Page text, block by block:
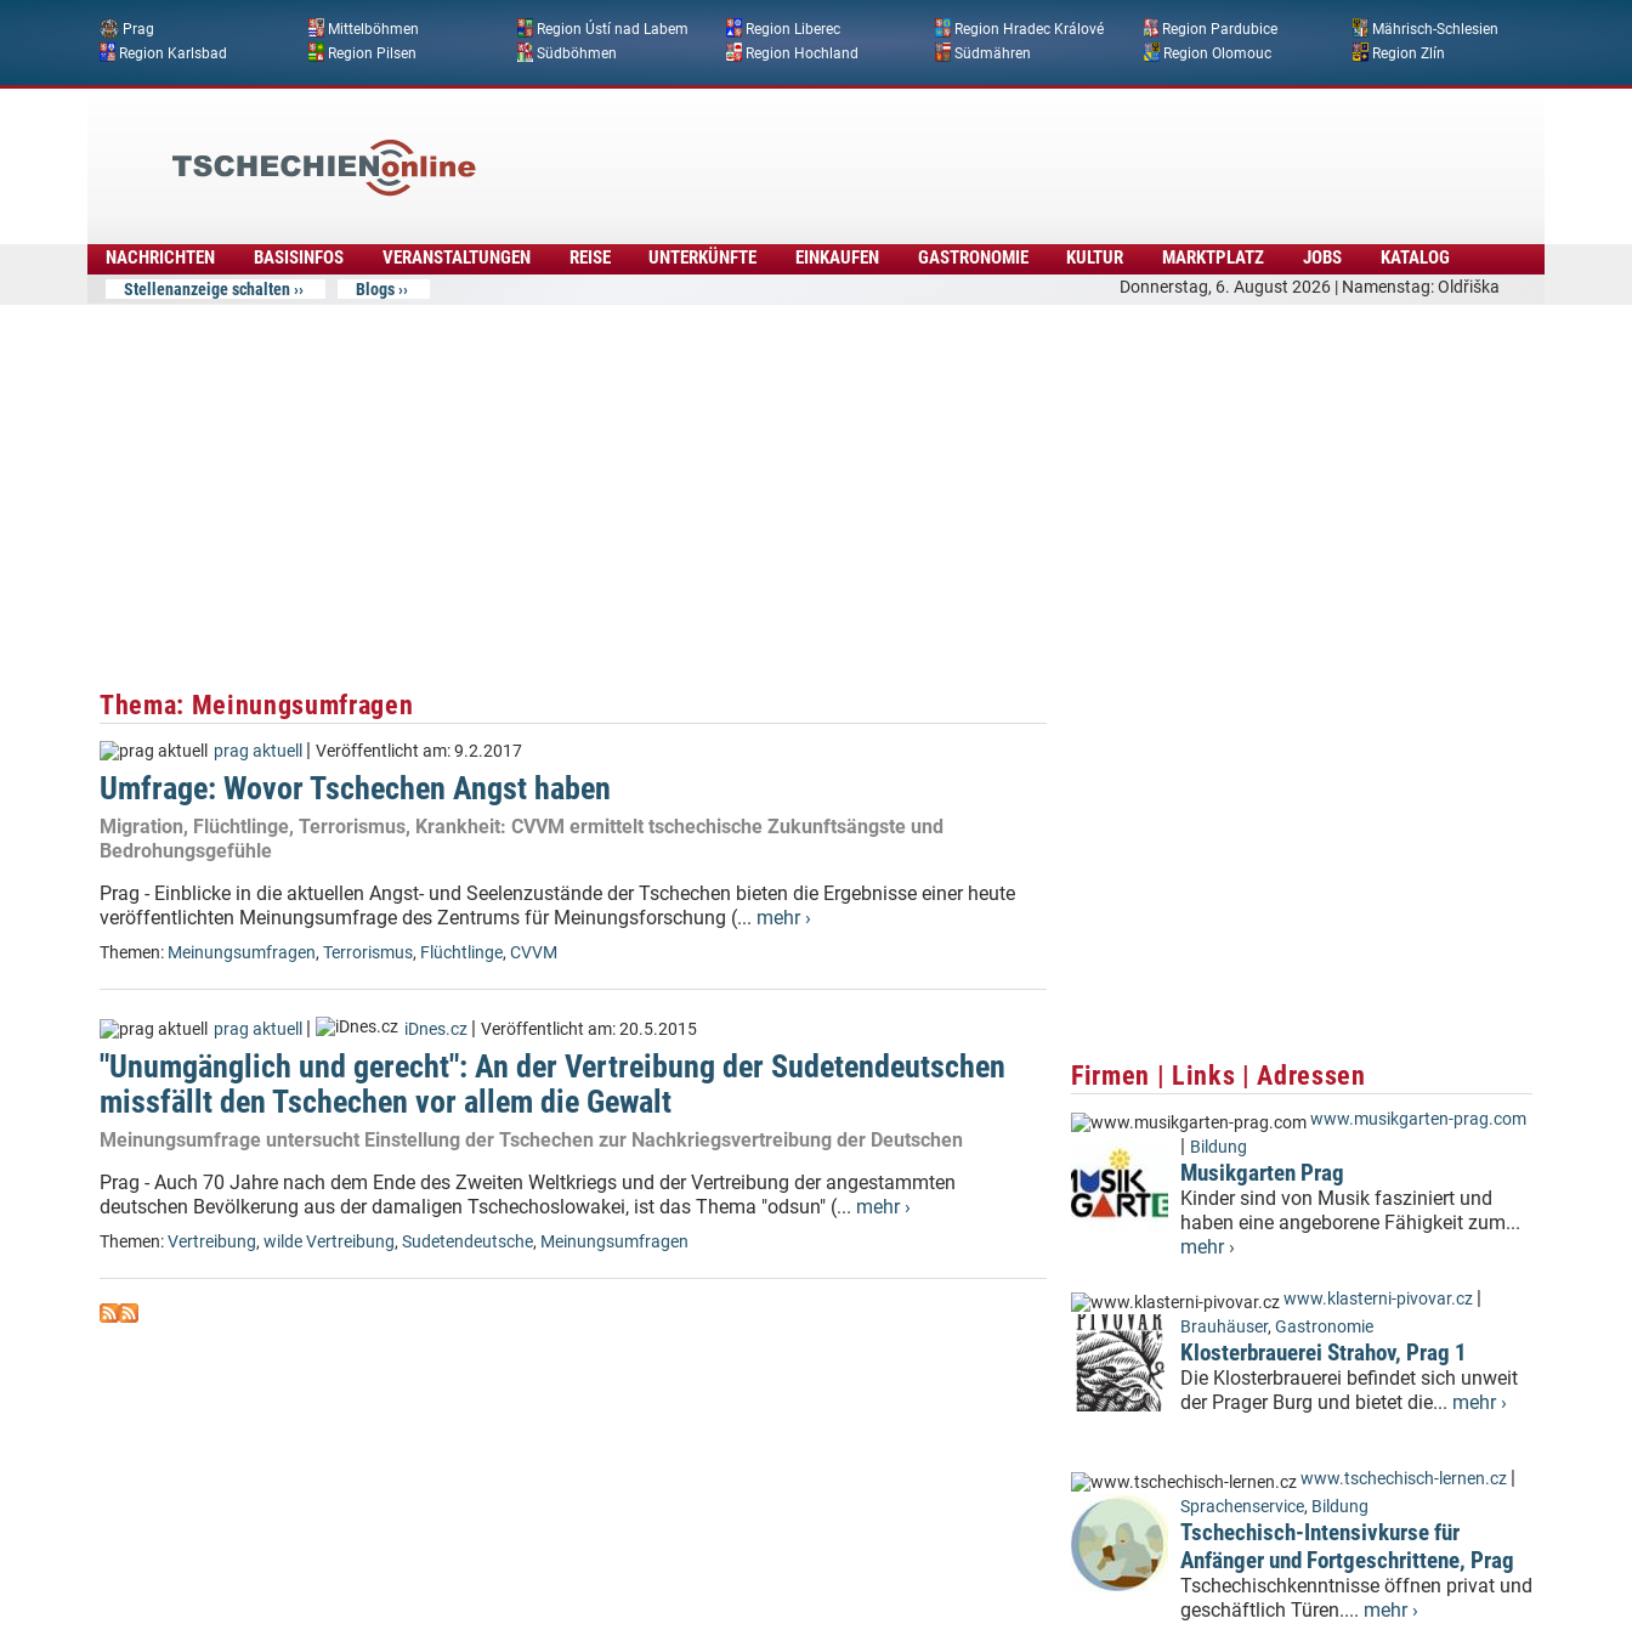
Direkt zum Inhalt
Prag Mittelböhmen Region Ústí nad Labem Region Liberec Region Hradec Králové Region Pardubice
Mährisch-Schlesien
Region Karlsbad
Region Pilsen Südböhmen Region Hochland Südmähren Region Olomouc Region Zlín
Donnerstag, 6. August 2026 | Namenstag: Oldřiška
Online
NACHRICHTEN BASISINFOS VERANSTALTUNGEN REISE UNTERKÜNFTE EINKAUFEN GASTRONOMIE KULTUR MARKTPLATZ JOBS KATALOG
Stellenanzeige schalten Blogs
Thema: Meinungsumfragen
prag aktuell | Veröffentlicht am:9.2.2017
Umfrage: Wovor Tschechen Angst haben
Migration, Flüchtlinge, Terrorismus, Krankheit: CVVM ermittelt tschechische Zukunftsängste und
Bedrohungsgefühle
Prag - Einblicke in die aktuellen Angst- und Seelenzustände der Tschechen bieten die Ergebnisse einer heute
veröffentlichten Meinungsumfrage des Zentrums für Meinungsforschung (... mehr ›
Themen: Meinungsumfragen, Terrorismus, Flüchtlinge, CVVM
prag aktuell | iDnes.cz | Veröffentlicht am:20.5.2015
"Unumgänglich und gerecht": An der Vertreibung der Sudetendeutschen
missfällt den Tschechen vor allem die Gewalt
Meinungsumfrage untersucht Einstellung der Tschechen zur Nachkriegsvertreibung der Deutschen
Prag - Auch 70 Jahre nach dem Ende des Zweiten Weltkriegs und der Vertreibung der angestammten
deutschen Bevölkerung aus der damaligen Tschechoslowakei, ist das Thema "odsun" (... mehr ›
Themen:Vertreibung, wilde Vertreibung, Sudetendeutsche, Meinungsumfragen
Firmen | Links | Adressen
www.musikgarten-prag.com
| Bildung
Musikgarten Prag
Kinder sind von Musik fasziniert und
haben eine angeborene Fähigkeit zum...
mehr ›
www.klasterni-pivovar.cz |
Brauhäuser, Gastronomie
Klosterbrauerei Strahov, Prag 1
Die Klosterbrauerei befindet sich unweit
der Prager Burg und bietet die... mehr ›
www.tschechisch-lernen.cz |
Sprachenservice, Bildung
Tschechisch-Intensivkurse für
Anfänger und Fortgeschrittene, Prag
Tschechischkenntnisse öffnen privat und
geschäftlich Türen.... mehr ›